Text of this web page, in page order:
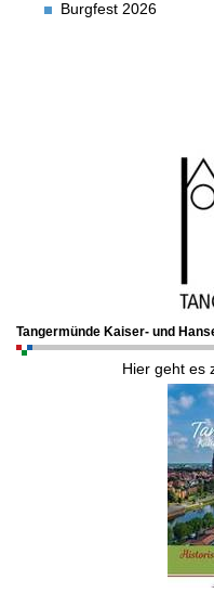
Burgfest 2026
Tangermünde Kaiser- und
Hier geht es